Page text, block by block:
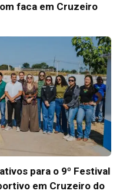
faca em Cruzeiro
para o 9º Festival
em Cruzeiro do